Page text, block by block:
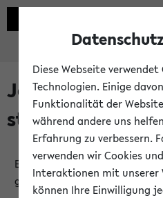
Jetzt und in
stattfindende
Es wurden keine jetzt
gefunden!
Diese Webseite
Technologien. Einige
Funktionalität der
während andere uns
Erfahrung zu verbessern.
verwenden wir Cookies
Interaktionen mit unserer
können Ihre Einwilligung